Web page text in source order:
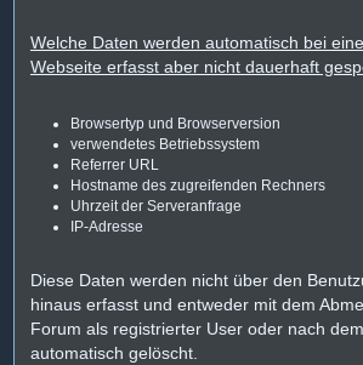
Welche Daten werden automatisch bei
Webseite erfasst aber nicht dauerhaft
Browsertyp und Browserversion
verwendetes Betriebssystem
Referrer URL
Hostname des zugreifenden Rechners
Uhrzeit der Serveranfrage
IP-Adresse
Diese Daten werden nicht über den
hinaus erfasst und entweder mit dem
Forum als registrierter User oder nach
automatisch gelöscht.